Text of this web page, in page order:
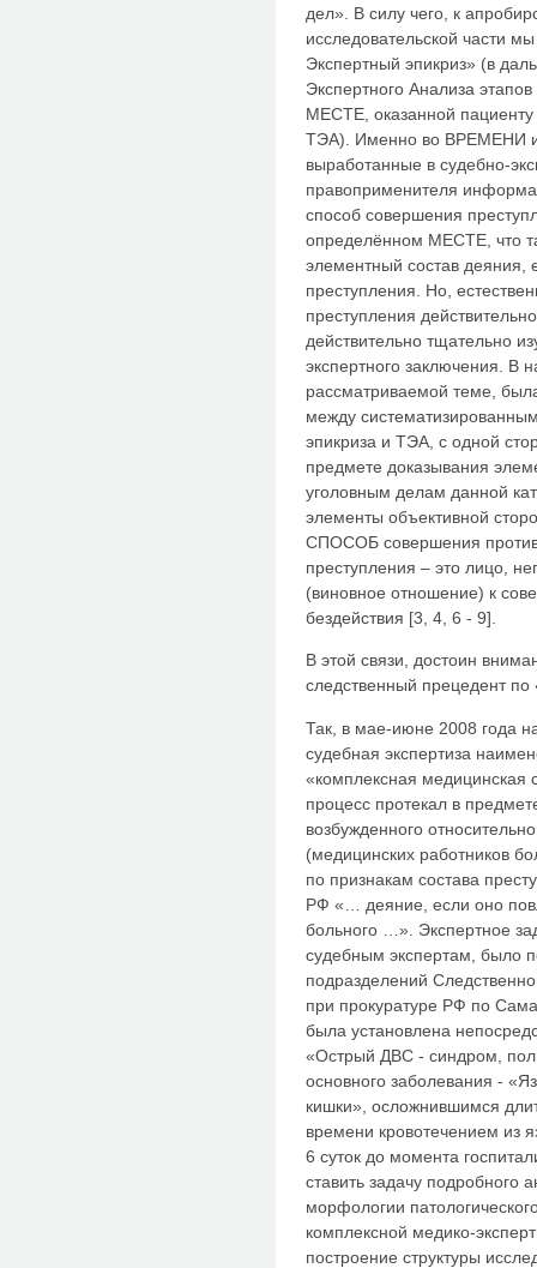
дел». В силу чего, к
исследовательской части
Экспертный эпикриз» (в
Экспертного Анализа
МЕСТЕ, оказанной
ТЭА). Именно во ВРЕМЕНИ
выработанные в судебно-
правоприменителя
способ совершения
определённом МЕСТЕ, что
элементный состав деяния,
преступления. Но,
преступления
действительно тщательно
экспертного заключения. В
рассматриваемой теме,
между
эпикриза и ТЭА, с одной
предмете доказывания
уголовным делам данной
элементы объективной
СПОСОБ совершения
преступления – это лицо,
(виновное отношение) к
бездействия [3, 4, 6 - 9].
В этой связи, достоин
следственный прецедент
Так, в мае-июне 2008 года
судебная экспертиза
«комплексная медицинская
процесс протекал в
возбужденного
(медицинских работников
по признакам состава
РФ «… деяние, если оно
больного …». Экспертное
судебным экспертам, было
подразделений
при прокуратуре РФ по
была установлена
«Острый ДВС - синдром,
основного заболевания -
кишки», осложнившимся
времени кровотечением из
6 суток до момента
ставить задачу подробного
морфологии
комплексной медико-
построение структуры